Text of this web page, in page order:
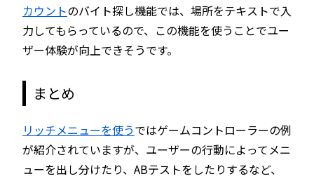
カウントのバイト探し機能では、場所をテキストで入
力してもらっているので、この機能を使うことでユー
ザー体験が向上できそうです。
まとめ
リッチメニューを使うではゲームコントローラーの例
が紹介されていますが、ユーザーの行動によってメニ
ューを出し分けたり、ABテストをしたりするなど、